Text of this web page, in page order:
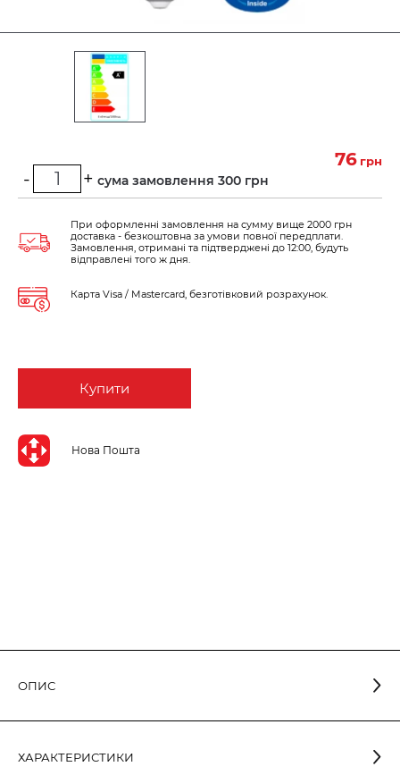
ОПИС
характеристиками та ексклюзивним дизайном корпусу. Всі
ХАРАКТЕРИСТИКИ
76 грн
Мінімальна сума замовлення 300 грн
- +
Купити
Нова Пошта
При оформленні замовлення на сумму вище 2000 грн
доставка - безкоштовна за умови повної передплати.
Замовлення, отримані та підтверджені до 12:00, будуть
відправлені того ж дня.
Карта Visa / Mastercard, безготівковий розрахунок.